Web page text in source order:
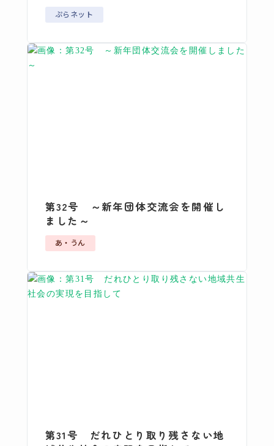
ぷらネット
第32号 ～新年団体交流会を開催し
ました～
あ・うん
第31号 だれひとり取り残さない地